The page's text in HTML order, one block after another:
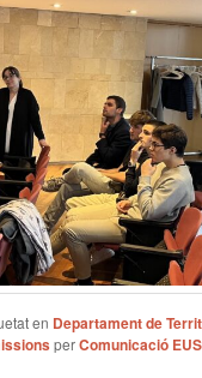
en Departament de
perComunicació